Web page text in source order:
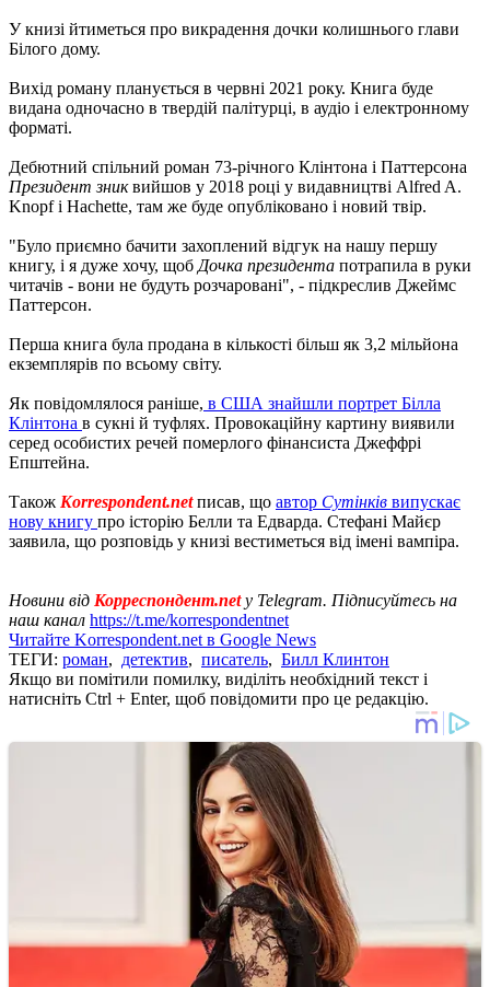
У книзі йтиметься про викрадення дочки колишнього глави
Білого дому.
Вихід роману планується в червні 2021 року. Книга буде
видана одночасно в твердій палітурці, в аудіо і електронному
форматі.
Дебютний спільний роман 73-річного Клінтона і Паттерсона
Президент зниквийшов у 2018 році у видавництві Alfred A.
Knopf і Hachette, там же буде опубліковано і новий твір.
"Було приємно бачити захоплений відгук на нашу першу
книгу, і я дуже хочу, щоб Дочка президента потрапила в руки
читачів - вони не будуть розчаровані", - підкреслив Джеймс
Паттерсон.
Перша книга була продана в кількості більш як 3,2 мільйона
екземплярів по всьому світу.
Як повідомлялося раніше, в США знайшли портрет Білла
Клінтона в сукні й туфлях. Провокаційну картину виявили
серед особистих речей померлого фінансиста Джеффрі
Епштейна.
Також Korrespondent.netписав, що автор Сутінків випускає
нову книгу про історію Белли та Едварда. Стефані Майєр
заявила, що розповідь у книзі вестиметься від імені вампіра.
Новини від Корреспондент.net у Telegram. Підписуйтесь на
наш канал https://t.me/korrespondentnet
Читайте Korrespondent.net в Google News
ТЕГИ: роман, детектив, писатель, Билл Клинтон
Якщо ви помітили помилку, виділіть необхідний текст і
натисніть Ctrl + Enter, щоб повідомити про це редакцію.